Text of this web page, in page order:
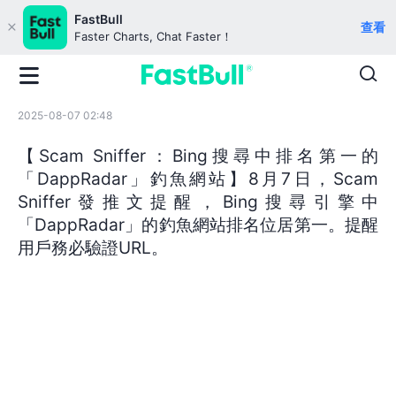
FastBull
Faster Charts, Chat Faster！
查看
2025-08-07 02:48
【Scam Sniffer：Bing搜尋中排名第一的
「DappRadar」釣魚網站】8月7日，Scam
Sniffer發推文提醒，Bing搜尋引擎中
「DappRadar」的釣魚網站排名位居第一。提醒
用戶務必驗證URL。